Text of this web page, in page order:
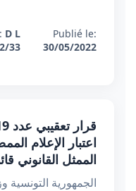
Publié le:
30/05/2022
D L
33
اعتبار الإعلام
الممثل القانوني
الجمهورية التونسية